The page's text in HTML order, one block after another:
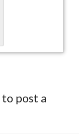
to post a